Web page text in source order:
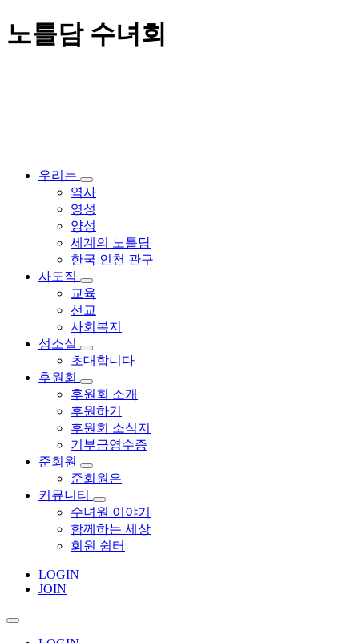
노틀담 수녀회
우리는
역사
영성
양성
세계의 노틀담
한국 인천 관구
사도직
교육
선교
사회복지
성소실
초대합니다
후원회
후원회 소개
후원하기
후원회 소식지
기부금영수증
준회원
준회원은
커뮤니티
수녀원 이야기
함께하는 세상
회원 쉼터
LOGIN
JOIN